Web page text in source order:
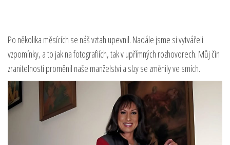
Po několika měsících se náš vztah upevnil. Nadále jsme si vytvářeli
vzpomínky, a to jak na fotografiích, tak v upřímných rozhovorech. Můj čin
zranitelnosti proměnil naše manželství a slzy se změnily ve smích.